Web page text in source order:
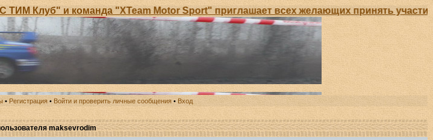
Клуб" и команда "XTeam Motor Sport" приглашает всех желающих принять
• Регистрация • Войти и проверить личные сообщения • Вход
maksevrodim